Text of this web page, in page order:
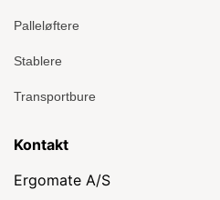
Palleløftere
Stablere
Transportbure
Kontakt
Ergomate A/S